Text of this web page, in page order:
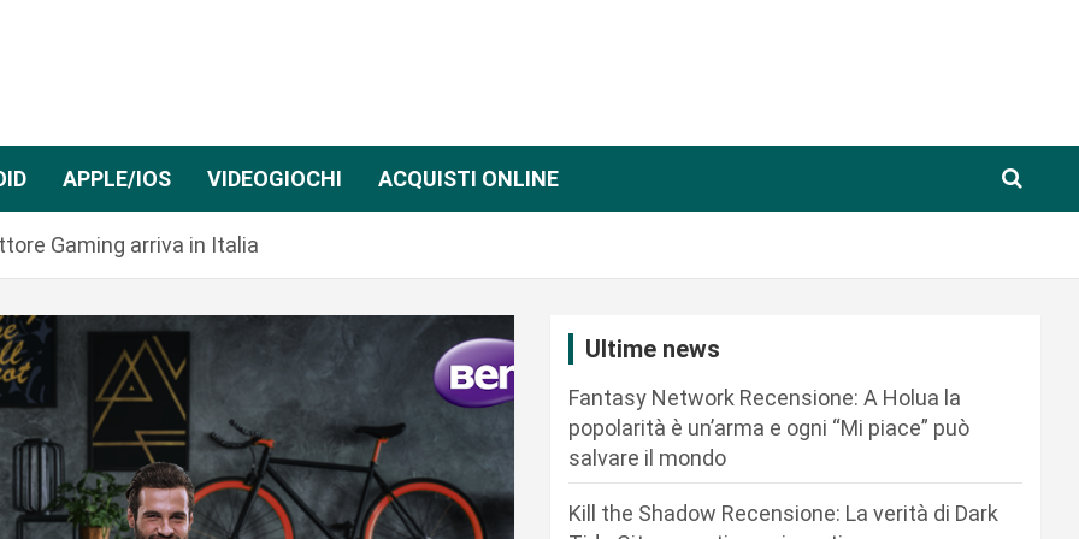
APPLE/IOS VIDEOGIOCHI ACQUISTI ONLINE
Gaming arriva in Italia
Ultime news
Fantasy Network Recensione: A Holua la
popolarità è un’arma e ogni “Mi piace” può
salvare il mondo
Kill the Shadow Recensione: La verità di Dark